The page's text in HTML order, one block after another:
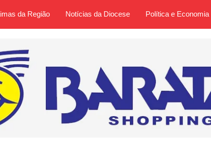
da Região Notícias da Diocese Política e Economia